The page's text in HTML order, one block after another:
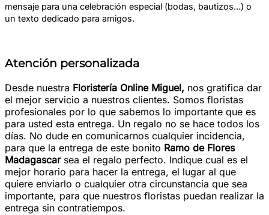
mensaje para una celebración especial (bodas, bautizos…) o
un texto dedicado para amigos.
Atención personalizada
Desde nuestra Floristería Online Miguel, nos gratifica dar
el mejor servicio a nuestros clientes. Somos floristas
profesionales por lo que sabemos lo importante que es
para usted esta entrega. Un regalo no se hace todos los
días. No dude en comunicarnos cualquier incidencia,
para que la entrega de este bonito Ramo de Flores
Madagascarsea el regalo perfecto. Indique cual es el
mejor horario para hacer la entrega, el lugar al que
quiere enviarlo o cualquier otra circunstancia que sea
importante, para que nuestros floristas puedan realizar la
entrega sin contratiempos.